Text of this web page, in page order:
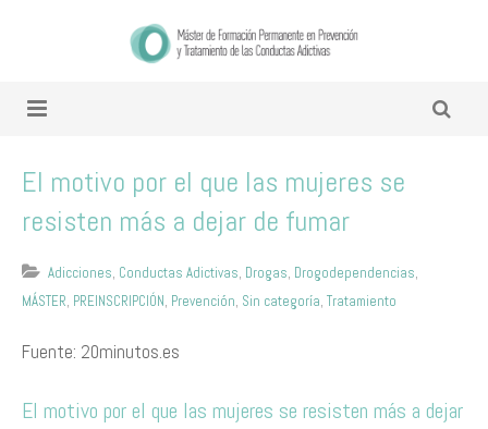
El motivo por el que las mujeres se
resisten más a dejar de fumar
Adicciones, Conductas Adictivas, Drogas, Drogodependencias,
MÁSTER, PREINSCRIPCIÓN, Prevención, Sin categoría, Tratamiento
Fuente: 20minutos.es
El motivo por el que las mujeres se resisten más a dejar